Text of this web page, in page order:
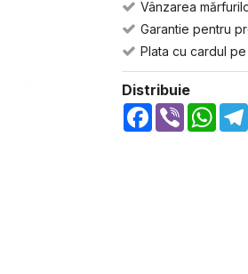
Vânzarea
Garantie pentru
Plata cu cardul
Distribuie
Facebook
Viber